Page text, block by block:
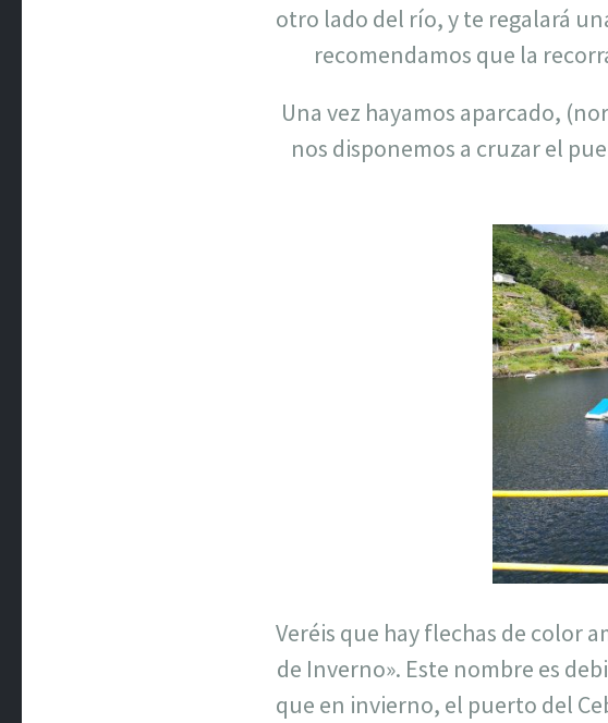
otro lado del río, y te regalará
recomendamos que la
Una vez hayamos aparcado,
nos disponemos a cruzar el
Veréis que hay flechas de color
de Inverno». Este nombre es
que en invierno, el puerto del